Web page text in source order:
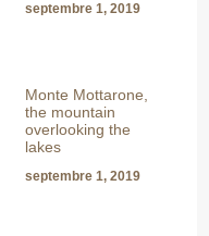
septembre 1, 2019
Monte Mottarone,
the mountain
overlooking the
lakes
septembre 1, 2019